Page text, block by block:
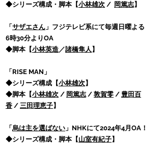
◆シリーズ構成・脚本【小林雄次 / 岡篤志】
「 サザエさん 」フジテレビ系にて毎週日曜よる
6時30分よりOA
◆脚本【小林英造／諸橋隼人 】
「RISE MAN」
◆シリーズ構成【小林雄次】
◆脚本【小林雄次 / 岡篤志/ 敦賀零 / 豊田百
香 / 三田理恵子】
「 烏は主を選ばない 」NHKにて2024年4月OA！
◆シリーズ構成・脚本【山室有紀子】